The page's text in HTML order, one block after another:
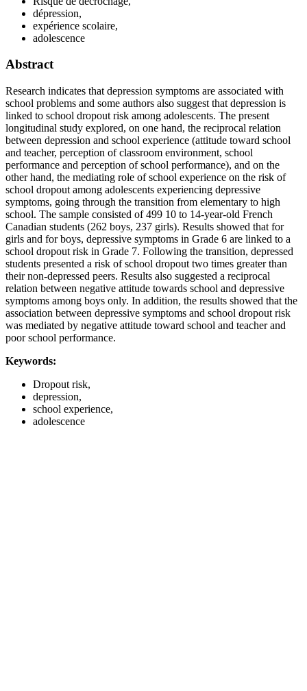
dépression,
expérience scolaire,
adolescence
Abstract
Research indicates that depression symptoms are associated with
school problems and some authors also suggest that depression is
linked to school dropout risk among adolescents. The present
longitudinal study explored, on one hand, the reciprocal relation
between depression and school experience (attitude toward school
and teacher, perception of classroom environment, school
performance and perception of school performance), and on the
other hand, the mediating role of school experience on the risk of
school dropout among adolescents experiencing depressive
symptoms, going through the transition from elementary to high
school. The sample consisted of 499 10 to 14-year-old French
Canadian students (262 boys, 237 girls). Results showed that for
girls and for boys, depressive symptoms in Grade 6 are linked to a
school dropout risk in Grade 7. Following the transition, depressed
students presented a risk of school dropout two times greater than
their non-depressed peers. Results also suggested a reciprocal
relation between negative attitude towards school and depressive
symptoms among boys only. In addition, the results showed that the
association between depressive symptoms and school dropout risk
was mediated by negative attitude toward school and teacher and
poor school performance.
Keywords:
Dropout risk,
depression,
school experience,
adolescence